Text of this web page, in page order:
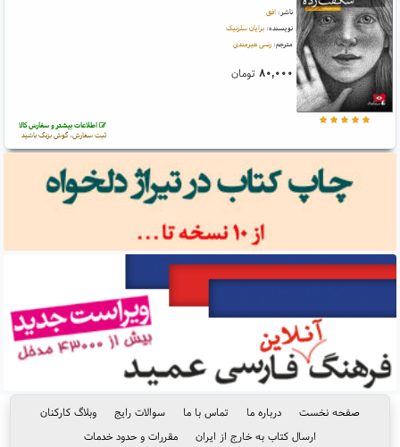
ناشر: افق
نویسنده: برایان سلزنیک
مترجم: رضی هیرمندی
۸۰,۰۰۰ تومان
اطلاعات بیشتر و سفارش کالا
ثبت سفارش، گوش بزنگ باشید
صفحه نخست درباره ما تماس با ما سوالات رایج
وبلاگ کارکنان
ارسال کتاب به خارج از ایران
مقررات و حدود خدمات